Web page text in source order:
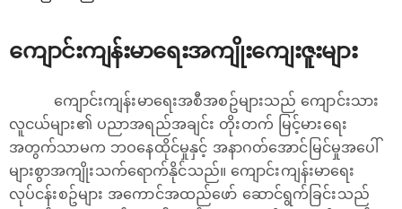
ကျောင်းကျန်းမာရေးအကျိုးကျေးဇူးများ
ကျောင်းကျန်းမာရေးအစီအစဥ်များသည် ကျောင်းသား
လူငယ်များ၏ ပညာအရည်အချင်း တိုးတက် မြင့်မားရေး
အတွက်သာမက ဘဝနေထိုင်မှုနှင့် အနာဂတ်အောင်မြင်မှုအပေါ်
များစွာအကျိုးသက်ရောက်နိုင်သည်။ ကျောင်းကျန်းမာရေး
လုပ်ငန်းစဥ်များ အကောင်အထည်ဖော် ဆောင်ရွက်ခြင်းသည်